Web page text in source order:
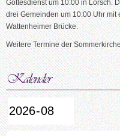
Gottesdienst um 10:00 in Lorsch.
drei Gemeinden um 10:00 Uhr mit
Wattenheimer Brücke.
Weitere Termine der